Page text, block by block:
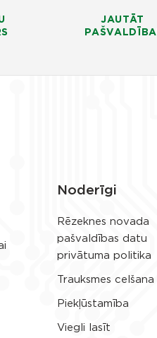
JAUTĀT
PAŠVALDĪBAI
Noderīgi
Rēzeknes novada
pašvaldības datu
privātuma politika
Trauksmes celšana
Piekļūstamība
Viegli lasīt